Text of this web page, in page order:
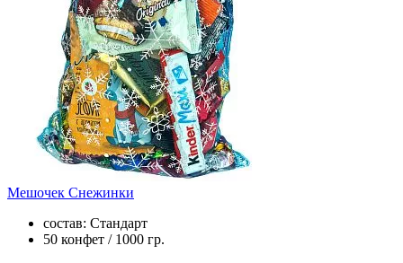
Мешочек Снежинки
состав: Стандарт
50 конфет / 1000 гр.